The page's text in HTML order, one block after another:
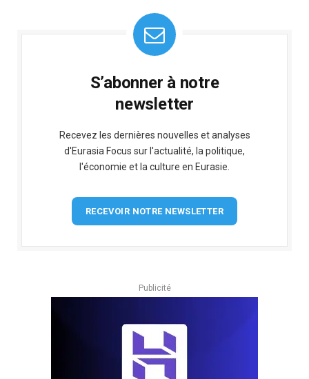
S’abonner à notre
newsletter
Recevez les dernières nouvelles et analyses
d'Eurasia Focus sur l'actualité, la politique,
l'économie et la culture en Eurasie.
RECEVOIR NOTRE NEWSLETTER
Publicité